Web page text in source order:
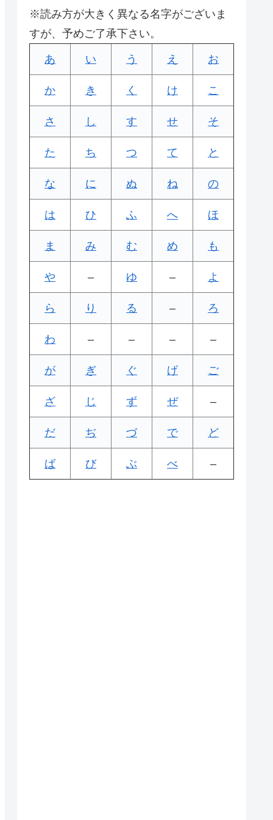
※読み方が大きく異なる名字がございま
すが、予めご了承下さい。
あ い う え お
か き く け こ
さ し す せ そ
た ち つ て と
な に ぬ ね の
は ひ ふ へ ほ
ま み む め も
や – ゆ – よ
ら り る – ろ
わ – – – –
が ぎ ぐ げ ご
ざ じ ず ぜ –
だ ぢ づ で ど
ば び ぶ べ –